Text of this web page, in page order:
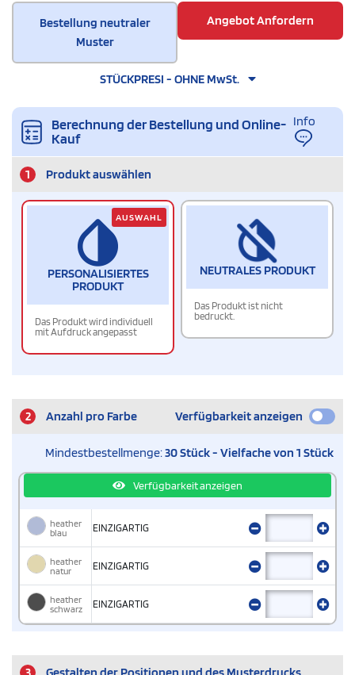
Bestellung neutraler
Muster
Angebot Anfordern
STÜCKPRESI - OHNE MwSt.
Berechnung der Bestellung und Online-
Kauf
Info
1 Produkt auswählen
PERSONALISIERTES
PRODUKT
Das Produkt wird individuell
mit Aufdruck angepasst
AUSWAHL
NEUTRALES PRODUKT
Das Produkt ist nicht
bedruckt.
2 Anzahl pro Farbe Verfügbarkeit anzeigen
Mindestbestellmenge:30 Stück - Vielfache von 1 Stück
Verfügbarkeit anzeigen
heather
blau
EINZIGARTIG
heather
natur
EINZIGARTIG
heather
schwarz
EINZIGARTIG